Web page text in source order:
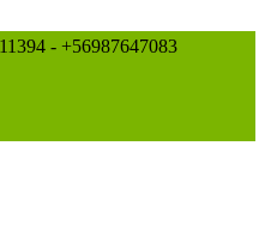
- +56987647083